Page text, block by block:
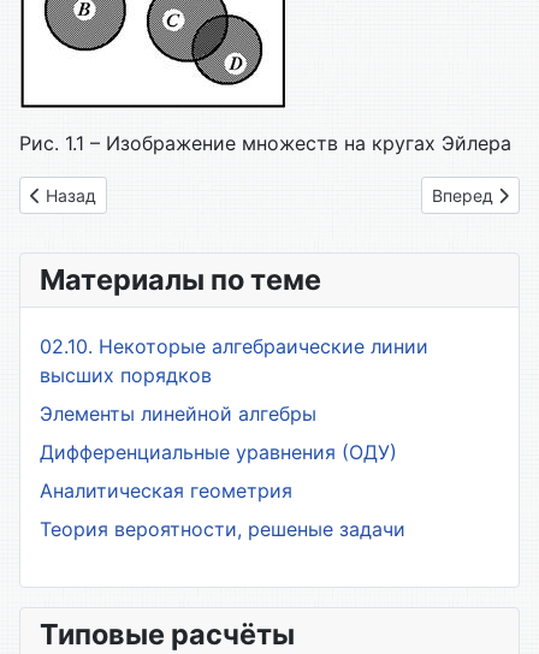
Рис. 1.1 – Изображение множеств на кругах Эйлера
Предыдущий: 1. Элементы теории множеств
Назад Следующий:
Вперед
Материалы по теме
02.10. Некоторые алгебраические линии
высших порядков
Элементы линейной алгебры
Дифференциальные уравнения (ОДУ)
Аналитическая геометрия
Теория вероятности, решеные задачи
Типовые расчёты